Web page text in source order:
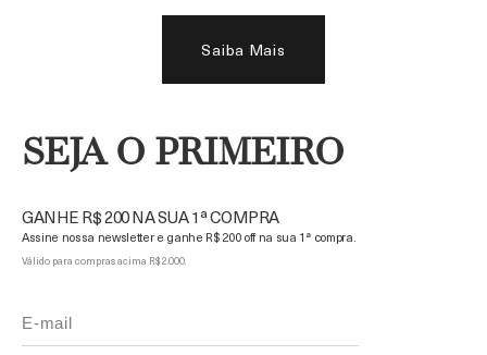
Saiba Mais
SEJA O PRIMEIRO
GANHE R$ 200 NA SUA 1ª COMPRA
Assine nossa newsletter e ganhe R$ 200 off na sua 1ª compra.
Válido para compras acima R$ 2.000.